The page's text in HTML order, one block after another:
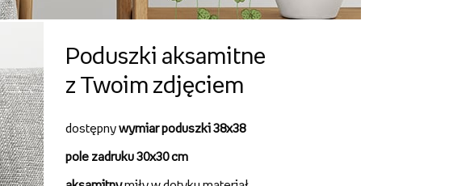
Poduszki aksamitne
z Twoim zdjęciem
dostępnywymiar poduszki 38x38
pole zadruku 30x30 cm